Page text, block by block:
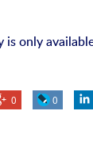
is only
0 0